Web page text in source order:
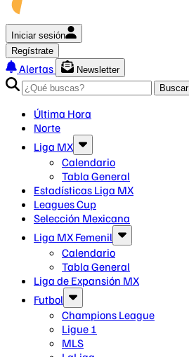
Iniciar sesión
Regístrate
Alertas
Newsletter
Buscar
Última Hora
Norte
Liga MX
Calendario
Tabla General
Estadísticas Liga MX
Leagues Cup
Selección Mexicana
Liga MX Femenil
Calendario
Tabla General
Liga de Expansión MX
Futbol
Champions League
Ligue 1
MLS